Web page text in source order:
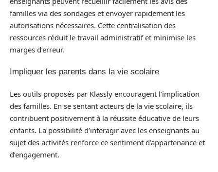
familles via des sondages et envoyer rapidement les
autorisations nécessaires. Cette centralisation des
ressources réduit le travail administratif et minimise les
marges d’erreur.
Impliquer les parents dans la vie scolaire
Les outils proposés par Klassly encouragent l’implication
des familles. En se sentant acteurs de la vie scolaire, ils
contribuent positivement à la réussite éducative de leurs
enfants. La possibilité d’interagir avec les enseignants au
sujet des activités renforce ce sentiment d’appartenance et
d’engagement.